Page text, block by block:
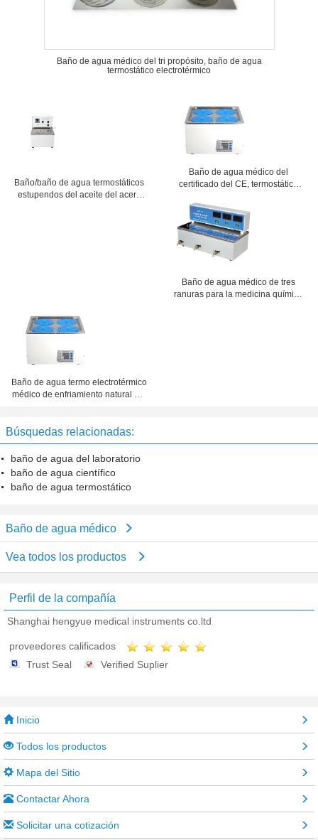
Baño de agua médico del tri propósito, baño de agua
termostático electrotérmico
Baño/baño de agua termostáticos
estupendos del aceite del acero
Baño de agua médico del
certificado del CE, termostático
Baño de agua médico de tres
ranuras para la medicina química
Baño de agua termo electrotérmico
médico de enfriamiento natural del
Búsquedas relacionadas:
baño de agua del laboratorio
baño de agua científico
baño de agua termostático
Baño de agua médico
Vea todos los productos
Perfil de la compañía
Shanghai hengyue medical instruments co.ltd
proveedores calificados
Trust Seal
Verified Suplier
Inicio
Todos los productos
Mapa del Sitio
Contactar Ahora
Solicitar una cotización